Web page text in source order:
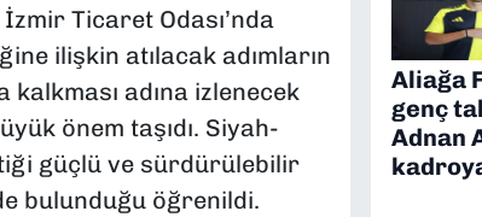
Ticaret Odası’nda
ilişkin atılacak adımların
adına izlenecek
önem taşıdı. Siyah-
güçlü ve sürdürülebilir
bulunduğu öğrenildi.
Aliağa
genç
Adnan